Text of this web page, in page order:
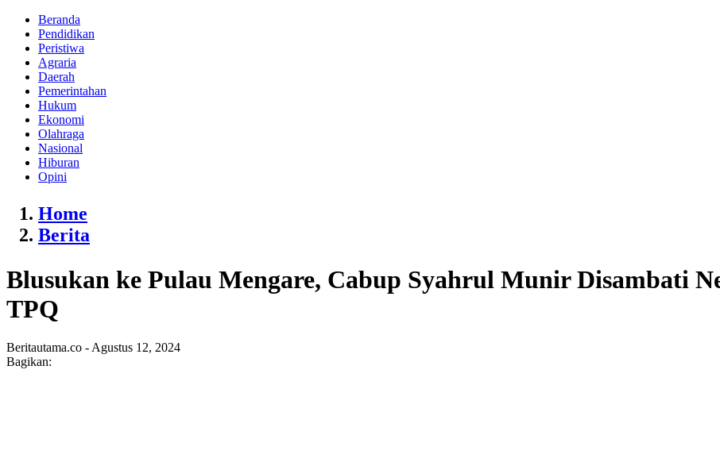
Beranda
Pendidikan
Peristiwa
Agraria
Daerah
Pemerintahan
Hukum
Ekonomi
Olahraga
Nasional
Hiburan
Opini
Home
Berita
Blusukan ke Pulau Mengare, Cabup Syahrul Munir Disambati
TPQ
Beritautama.co - Agustus 12, 2024
Bagikan: